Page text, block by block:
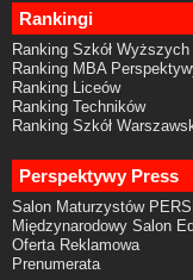
Rankingi
Ranking Szkół Wyższych
Ranking MBA
Ranking Liceów
Ranking Techników
Ranking Szkół
Perspektywy Press
Salon Maturzystów
Międzynarodowy Salon
Oferta Reklamowa
Prenumerata